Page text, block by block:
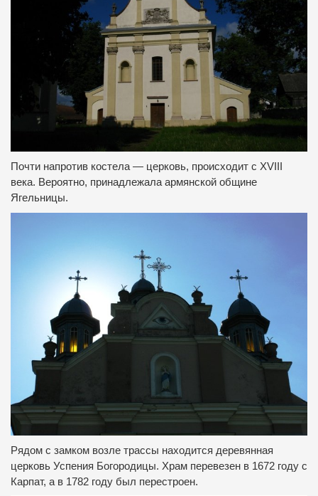
Почти напротив костела — церковь, происходит с XVIII
века. Вероятно, принадлежала армянской общине
Ягельницы.
Рядом с замком возле трассы находится деревянная
церковь Успения Богородицы. Храм перевезен в 1672 году с
Карпат, а в 1782 году был перестроен.